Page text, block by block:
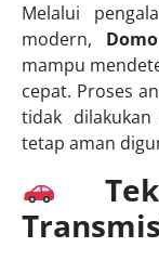
Melalui
modern,
mampu
cepat. Proses
tidak
tetap aman